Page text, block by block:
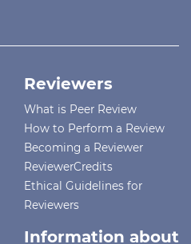
Reviewers
What is Peer Review
How to Perform a Review
Becoming a Reviewer
ReviewerCredits
Ethical Guidelines for
Reviewers
Information about